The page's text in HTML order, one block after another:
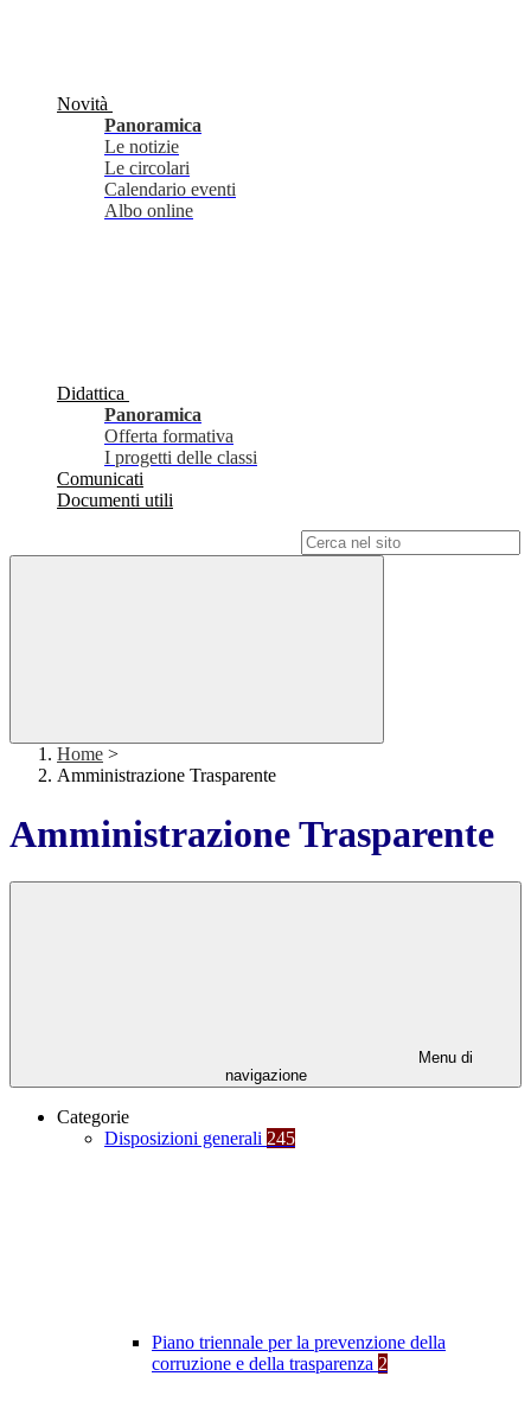
Novità
Panoramica
Le notizie
Le circolari
Calendario eventi
Albo online
Didattica
Panoramica
Offerta formativa
I progetti delle classi
Comunicati
Documenti utili
Home >
Amministrazione Trasparente
Amministrazione Trasparente
Menu di
navigazione
Categorie
Disposizioni generali 245
Piano triennale per la prevenzione della
corruzione e della trasparenza 2